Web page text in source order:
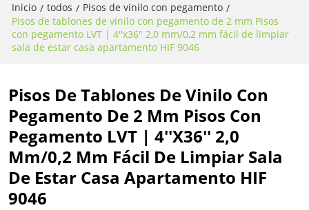
Inicio / todos / Pisos de vinilo con pegamento /
Pisos de tablones de vinilo con pegamento de 2 mm Pisos
con pegamento LVT | 4''x36'' 2,0 mm/0,2 mm fácil de limpiar
sala de estar casa apartamento HIF 9046
Pisos De Tablones De Vinilo Con
Pegamento De 2 Mm Pisos Con
Pegamento LVT | 4''x36'' 2,0
Mm/0,2 Mm Fácil De Limpiar Sala
De Estar Casa Apartamento HIF
9046